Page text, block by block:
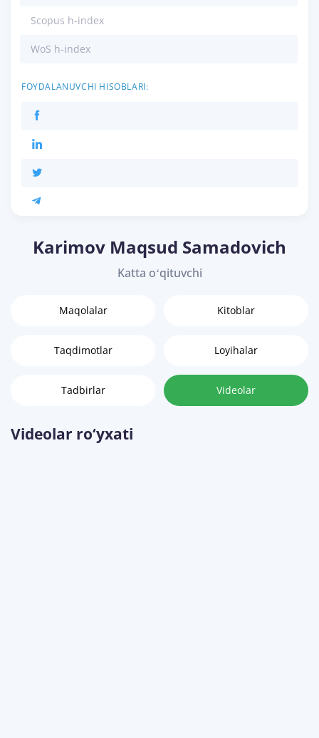
Scopus h-index
WoS h-index
FOYDALANUVCHI HISOBLARI:
Karimov Maqsud Samadovich
Katta oʻqituvchi
Maqolalar Kitoblar
Taqdimotlar Loyihalar
Tadbirlar Videolar
Videolar ro‘yxati